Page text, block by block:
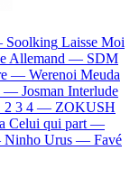
Soolking Laisse Moi
Allemand — SDM
— Werenoi Meuda
— Josman Interlude
2 3 4 — ZOKUSH
Celui qui part —
Ninho Urus — Favé